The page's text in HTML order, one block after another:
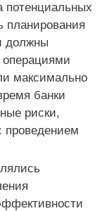
потенциальных
планирования
должны
максимально
банки
риски,
проведением